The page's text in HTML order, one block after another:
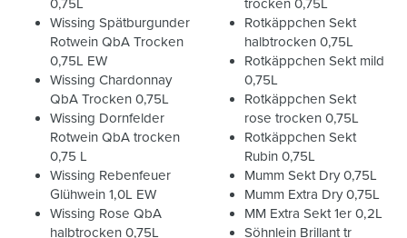
0,75L
Wissing Spätburgunder
Rotwein QbA Trocken
0,75L EW
Wissing Chardonnay
QbA Trocken 0,75L
Wissing Dornfelder
Rotwein QbA trocken
0,75 L
Wissing Rebenfeuer
Glühwein 1,0L EW
Wissing Rose QbA
halbtrocken 0,75L
trocken 0,75L
Rotkäppchen Sekt
halbtrocken 0,75L
Rotkäppchen Sekt mild
0,75L
Rotkäppchen Sekt
rose trocken 0,75L
Rotkäppchen Sekt
Rubin 0,75L
Mumm Sekt Dry 0,75L
Mumm Extra Dry 0,75L
MM Extra Sekt 1er 0,2L
Söhnlein Brillant tr